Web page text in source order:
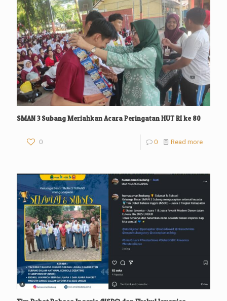
SMAN 3 Subang Meriahkan Acara Peringatan HUT RI ke 80
0 0 Read more